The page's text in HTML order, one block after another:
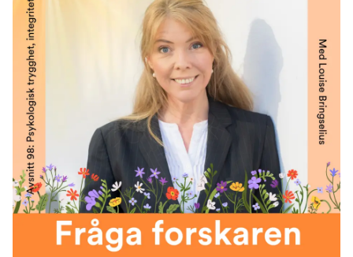
FAQ Nyheter Nätverk
HR dagarna